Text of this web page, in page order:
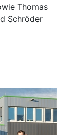
Thomas
Schröder